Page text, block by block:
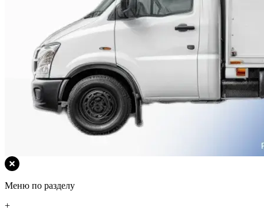
Меню по разделу
+